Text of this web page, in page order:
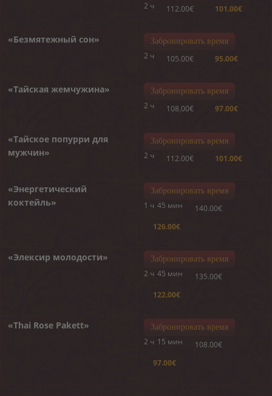
2 ч 112.00€ 101.00€
«Безмятежный сон» Забронировать время
2 ч 105.00€ 95.00€
«Тайская жемчужина» Забронировать время
2 ч 108.00€ 97.00€
«Тайское попурри для
мужчин»
Забронировать время
2 ч 112.00€ 101.00€
«Энергетический
коктейль»
Забронировать время
1 ч 45 мин
140.00€
126.00€
«Элексир молодости» Забронировать время
2 ч 45 мин
135.00€
122.00€
«Thai Rose Pakett» Забронировать время
2 ч 15 мин
108.00€
97.00€